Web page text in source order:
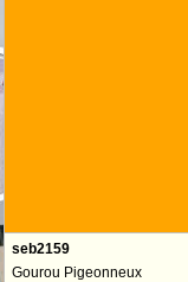
seb2159
Gourou Pigeonneux